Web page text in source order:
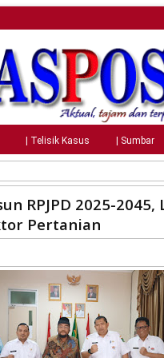
| Telisik Kasus | Sumbar
RPJPD 2025-
Pertanian